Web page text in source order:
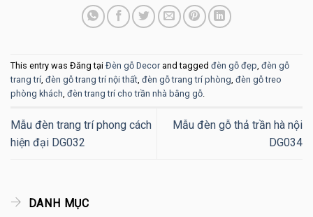
This entry was Đăng tại Đèn gỗ Decor and tagged đèn gỗ đẹp, đèn gỗ
trang trí, đèn gỗ trang trí nội thất, đèn gỗ trang trí phòng, đèn gỗ treo
phòng khách, đèn trang trí cho trần nhà bằng gỗ.
Mẫu đèn trang trí phong cách
hiện đại DG032
Mẫu đèn gỗ thả trần hà nội
DG034
DANH MỤC